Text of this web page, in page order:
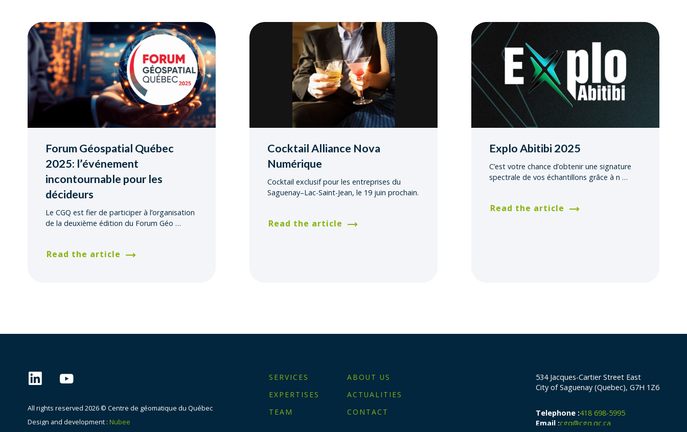
Forum Géospatial Québec
2025: l’événement
incontournable pour les
décideurs
Le CGQ est fier de participer à l’organisation
de la deuxième édition du Forum Géo …
Read the article
Cocktail Alliance Nova
Numérique
Cocktail exclusif pour les entreprises du
Saguenay–Lac-Saint-Jean, le 19 juin prochain.
Read the article
Explo Abitibi 2025
C’est votre chance d’obtenir une signature
spectrale de vos échantillons grâce à n…
Read the article
All rights reserved 2026 © Centre de géomatique du Québec
Design and development : Nubee
SERVICES
EXPERTISES
TEAM
ABOUT US
ACTUALITIES
CONTACT
534 Jacques-Cartier Street East
City of Saguenay (Quebec), G7H 1Z6
Telephone :418 698-5995
Email :cgq@cgq.qc.ca